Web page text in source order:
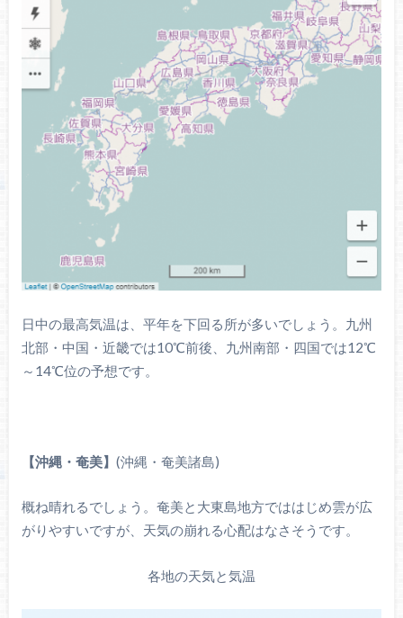
日中の最高気温は、平年を下回る所が多いでしょう。九州
北部・中国・近畿では10℃前後、九州南部・四国では12℃
～14℃位の予想です。
【沖縄・奄美】 (沖縄・奄美諸島)
概ね晴れるでしょう。奄美と大東島地方でははじめ雲が広
がりやすいですが、天気の崩れる心配はなさそうです。
各地の天気と気温